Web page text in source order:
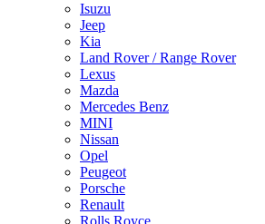
Isuzu
Jeep
Kia
Land Rover / Range Rover
Lexus
Mazda
Mercedes Benz
MINI
Nissan
Opel
Peugeot
Porsche
Renault
Rolls Royce